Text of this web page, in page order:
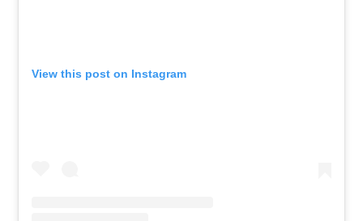
View this post on Instagram